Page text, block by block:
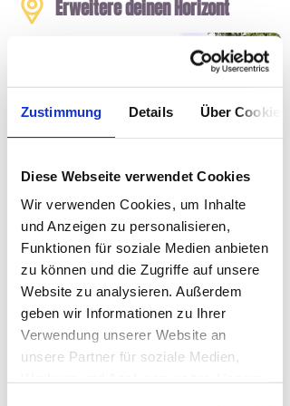
Zustimmung Details Über Cookies
Diese Webseite verwendet Cookies
Wir verwenden Cookies, um Inhalte
und Anzeigen zu personalisieren,
Funktionen für soziale Medien anbieten
zu können und die Zugriffe auf unsere
Website zu analysieren. Außerdem
geben wir Informationen zu Ihrer
Verwendung unserer Website an
unsere Partner für soziale Medien,
Erweitere deinen Horizont
Einheimischen
wie es ist, dort zu
leben.
Canggu, April 2024
Ran an deine "Bucket List"